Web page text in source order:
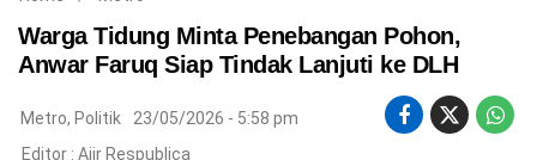
©
Copyright
2026
Warga Tidung Minta Penebangan Pohon,
Anwar Faruq Siap Tindak Lanjuti ke DLH
Metro, Politik
23/05/2026 - 5:58 pm
Editor : Ajir Respublica